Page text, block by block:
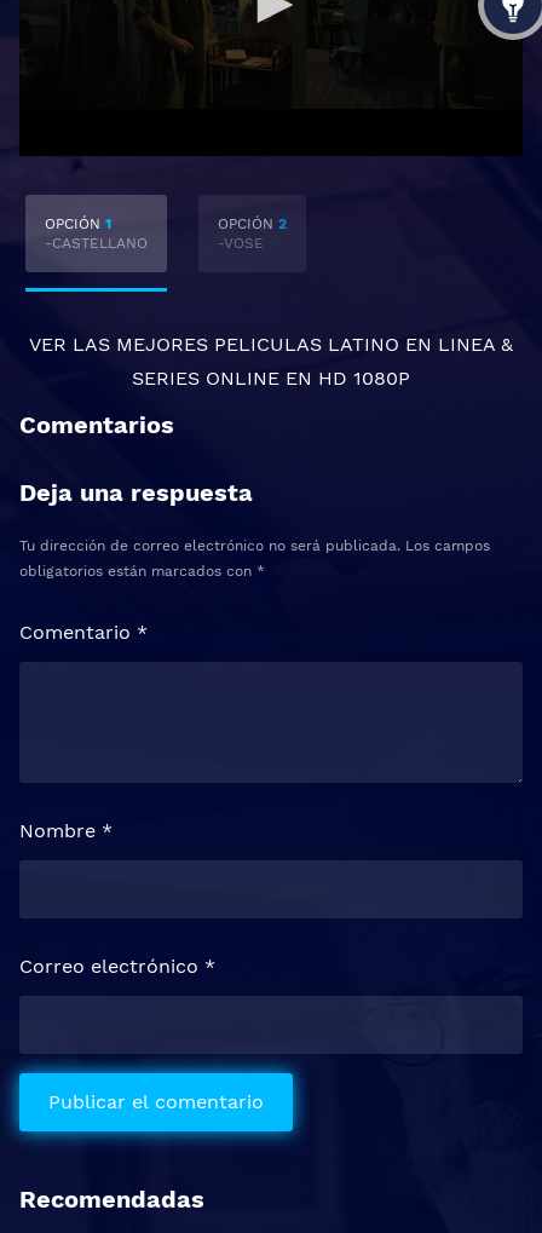
OPCIÓN 1
-CASTELLANO
OPCIÓN 2
-VOSE
VER LAS MEJORES PELICULAS LATINO EN LINEA &
SERIES ONLINE EN HD 1080P
Comentarios
Deja una respuesta
Tu dirección de correo electrónico no será publicada. Los campos
obligatorios están marcados con *
Comentario *
Nombre *
Correo electrónico *
Recomendadas